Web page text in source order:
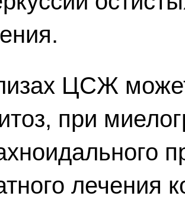
ЦСЖ
при
лечения